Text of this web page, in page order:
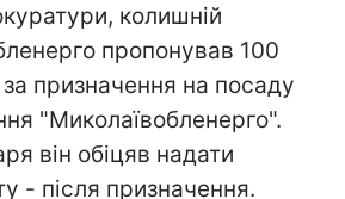
колишній
пропонував 100
призначення на посаду
"Миколаївобленерго".
він обіцяв надати
- після призначення.